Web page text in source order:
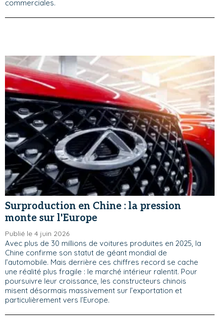
commerciales.
Surproduction en Chine : la pression
monte sur l'Europe
Publié le 4 juin 2026
Avec plus de 30 millions de voitures produites en 2025, la
Chine confirme son statut de géant mondial de
l’automobile. Mais derrière ces chiffres record se cache
une réalité plus fragile : le marché intérieur ralentit. Pour
poursuivre leur croissance, les constructeurs chinois
misent désormais massivement sur l’exportation et
particulièrement vers l’Europe.